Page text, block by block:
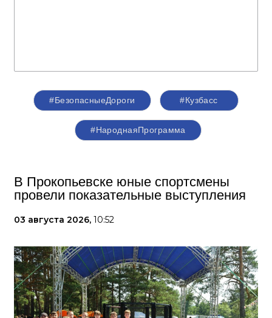
#БезопасныеДороги #Кузбасс
#НароднаяПрограмма
В Прокопьевске юные спортсмены
провели показательные выступления
03 августа 2026, 10:52